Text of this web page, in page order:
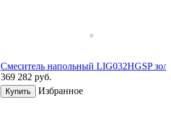
Смеситель напольный LIG032HGSP
369 282 руб.
Купить Избранное